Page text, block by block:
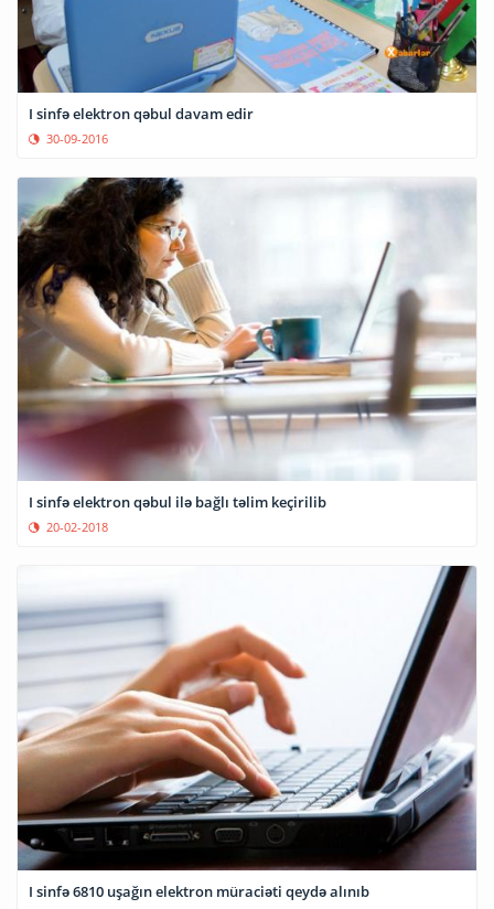
I sinfə elektron qəbul davam edir
30-09-2016
I sinfə elektron qəbul ilə bağlı təlim keçirilib
20-02-2018
I sinfə 6810 uşağın elektron müraciəti qeydə alınıb